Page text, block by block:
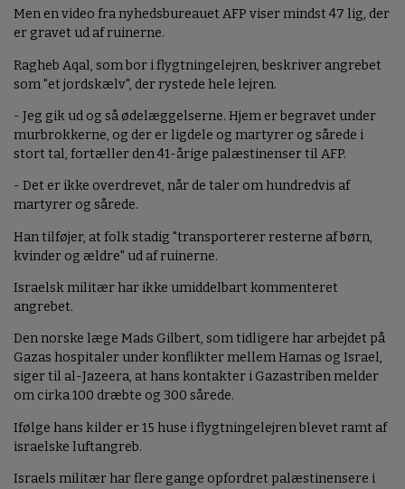
Men en video fra nyhedsbureauet AFP viser mindst 47 lig, der
er gravet ud af ruinerne.
Ragheb Aqal, som bor i flygtningelejren, beskriver angrebet
som "et jordskælv", der rystede hele lejren.
- Jeg gik ud og så ødelæggelserne. Hjem er begravet under
murbrokkerne, og der er ligdele og martyrer og sårede i
stort tal, fortæller den 41-årige palæstinenser til AFP.
- Det er ikke overdrevet, når de taler om hundredvis af
martyrer og sårede.
Han tilføjer, at folk stadig "transporterer resterne af børn,
kvinder og ældre" ud af ruinerne.
Israelsk militær har ikke umiddelbart kommenteret
angrebet.
Den norske læge Mads Gilbert, som tidligere har arbejdet på
Gazas hospitaler under konflikter mellem Hamas og Israel,
siger til al-Jazeera, at hans kontakter i Gazastriben melder
om cirka 100 dræbte og 300 sårede.
Ifølge hans kilder er 15 huse i flygtningelejren blevet ramt af
israelske luftangreb.
Israels militær har flere gange opfordret palæstinensere i